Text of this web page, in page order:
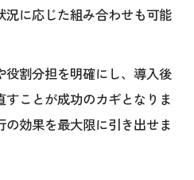
況に応じた組み合わせも可能
割分担を明確にし、導入後
ことが成功のカギとなりま
効果を最大限に引き出せま